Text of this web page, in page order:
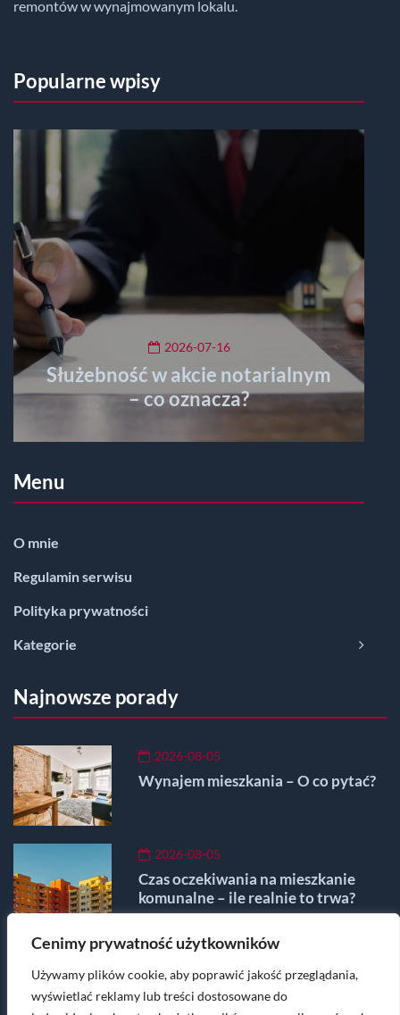
Cenimy prywatność użytkowników
Używamy plików cookie, aby poprawić jakość przeglądania,
wyświetlać reklamy lub treści dostosowane do
remontów w wynajmowanym lokalu.
Popularne wpisy
2026-07-16
Służebność w akcie notarialnym
– co oznacza?
Menu
O mnie
Regulamin serwisu
Polityka prywatności
Kategorie
Najnowsze porady
2026-08-05
Wynajem mieszkania – O co pytać?
2026-08-05
Czas oczekiwania na mieszkanie
komunalne – ile realnie to trwa?
2026-08-05
Czyją własnością jest mieszkanie
spółdzielcze własnościowe?